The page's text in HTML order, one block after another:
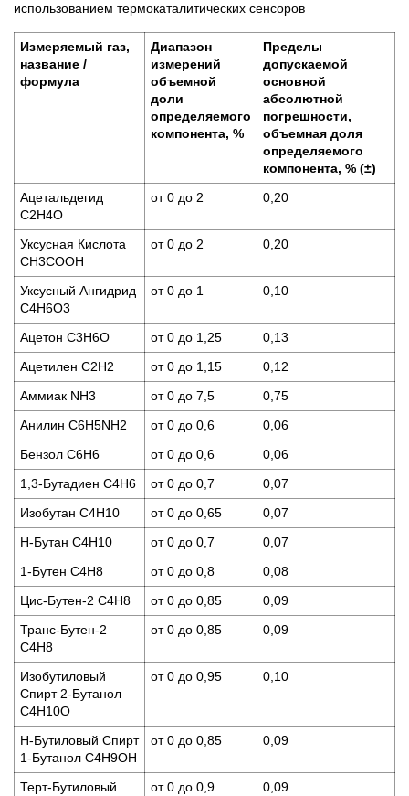
использованием термокаталитических сенсоров
Измеряемый газ,
название /
формула
Диапазон
измерений
объемной
доли
определяемого
компонента, %
Пределы
допускаемой
основной
абсолютной
погрешности,
объемная доля
определяемого
компонента, % (±)
Ацетальдегид
C2H4O
oт 0 до 2 0,20
Уксусная Кислота
CH3COOH
oт 0 до 2 0,20
Уксусный Ангидрид
C4H6O3
oт 0 до 1 0,10
Ацетон C3H6O oт 0 до 1,25
0,13
Ацетилен C2H2
oт 0 до 1,15
0,12
Аммиак NH3
oт 0 до 7,5
0,75
Анилин C6H5NH2
от 0 до 0,6
0,06
Бензол C6H6
от 0 до 0,6
0,06
1,3-Бутадиен С4Н6
от 0 до 0,7
0,07
Изобутан C4H10
от 0 до 0,65
0,07
Н-Бутан C4H10
от 0 до 0,7
0,07
1-Бутен С4Н8
от 0 до 0,8
0,08
Цис-Бутен-2 С4Н8
от 0 до 0,85
0,09
Транс-Бутен-2
С4Н8
от 0 до 0,85 0,09
Изобутиловый
Спирт 2-Бутанол
C4H10O
от 0 до 0,95 0,10
Н-Бутиловый Спирт
1-Бутанол С4H9OH
от 0 до 0,85 0,09
Терт-Бутиловый
от 0 до 0,9 0,09